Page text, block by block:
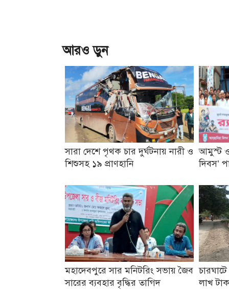
আরও ড়ুন
সারা দেশে পৃথক চার দুর্ঘটনায় নারী ও
শিশুসহ ১৯ প্রাণহানি
আমুস্ট ও
দিবস’
মহাদেবপুরে সার মনিটরিং সভায় জৈব
সারের ব্যবহার বৃদ্ধির তাগিদ
লাখ